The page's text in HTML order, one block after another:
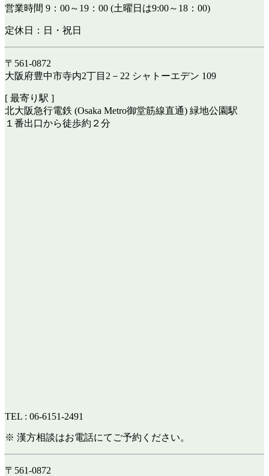
営業時間 9：00～19：00 (土曜日は9:00～18：00)
定休日：日・祝日
〒561-0872
大阪府豊中市寺内2丁目2－22 シャトーエデン 109
[ 最寄り駅 ]
北大阪急行電鉄 (Osaka Metro御堂筋線直通) 緑地公園駅
１番出口から徒歩約２分
TEL : 06-6151-2491
※ 漢方相談はお電話にてご予約ください。
〒561-0872